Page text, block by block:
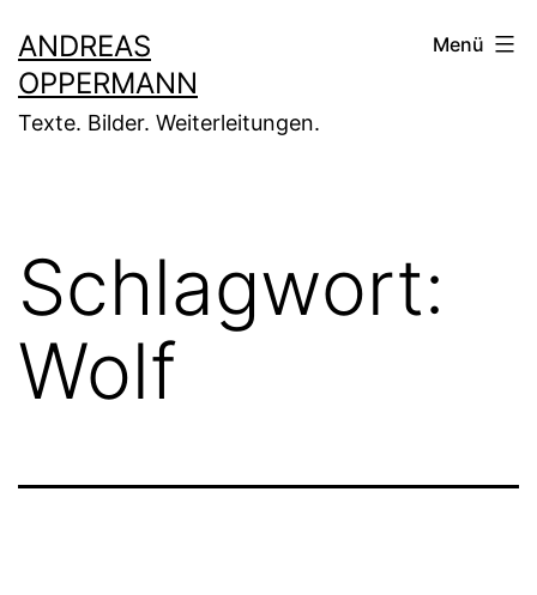
Inhalt
springen
ANDREAS
OPPERMANN
Texte. Bilder. Weiterleitungen.
Menü
Schlagwort:
Wolf